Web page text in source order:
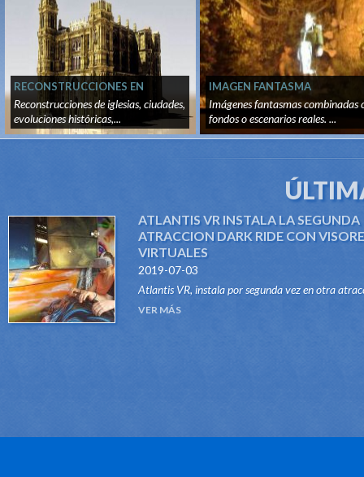
RECONSTRUCCIONES EN
TIEMPO REAL
Reconstrucciones de iglesias, ciudades,
evoluciones históricas,...
IMAGEN FANTASMA
Imágenes fantasmas combinadas
fondos o escenarios reales. ...
ATLANTIS VR INSTALA LA SEGUNDA
ATRACCION DARK RIDE CON
VIRTUALES
2019-07-03
Atlantis VR, instala por segunda vez en otra
del tipo Dark Ride, su sistema "VR RIDES".
VER MÁS